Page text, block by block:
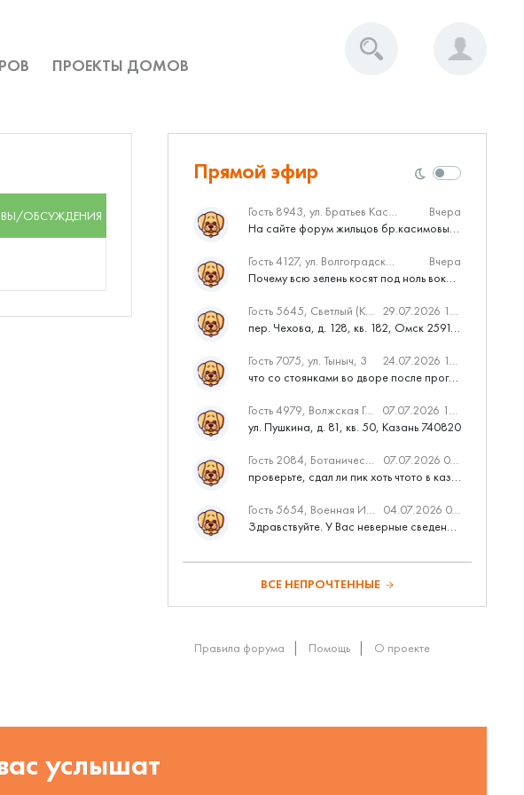
ПРОЕКТЫ ДОМОВ
ОБСУЖДЕНИЯ
Прямой эфир
Гость 8943, ул. Братьев Касимовых, 62 Вчера
На сайте форум жильцов бр.касимовых 62у дома растут красивые...
Гость 4127, ул. Волгоградская, 41 Вчера
Почему всю зелень косят под ноль вокруг дома,в полисадниках....
Гость 5645, Светлый (Куюки) 29.07.2026 10:31
пер. Чехова, д. 128, кв. 182, Омск 259145
Гость 7075, ул. Тыныч, 3 24.07.2026 14:01
что со стоянками во дворе после программы наш двор
Гость 4979, Волжская Гавань
07.07.2026 10:53
ул. Пушкина, д. 81, кв. 50, Казань 740820
Гость 2084, Ботаническая 3 (ПИК, бизнес-класс) 07.07.2026 07:28
проверьте, сдал ли пик хоть чтото в казани вовремя?
Гость 5654, Военная Ипотека 04.07.2026 07:11
Здравствуйте. У Вас неверные сведения о сроках проведения с...
ВСЕ НЕПРОЧТЕННЫЕ
Правила форума Помощь О проекте
услышат